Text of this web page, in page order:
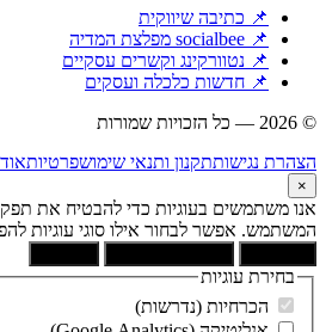
📌 כתיבה שיווקית
📌 socialbee מפלצת המדיה
📌 נטוורקינג וקשרים עסקיים
📌 חדשות כלכלה ועסקים
© 2026 — כל הזכויות שמורות
הצהרת נגישותתקנון ותנאי שימושפרטיות
×
אנו משתמשים בעוגיות כדי להבטיח את
המשתמש. אפשר לבחור אילו סוגי עוגיות
בחירת עוגיות
הכרחיות (נדרשות)